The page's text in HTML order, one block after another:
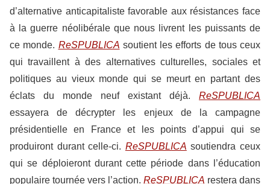
d’alternative anticapitaliste favorable aux résistances face
à la guerre néolibérale que nous livrent les puissants de
ce monde. ReSPUBLICA soutient les efforts de tous ceux
qui travaillent à des alternatives culturelles, sociales et
politiques au vieux monde qui se meurt en partant des
éclats du monde neuf existant déjà. ReSPUBLICA
essayera de décrypter les enjeux de la campagne
présidentielle en France et les points d’appui qui se
produiront durant celle-ci. ReSPUBLICA soutiendra ceux
qui se déploieront durant cette période dans l’éducation
populaire tournée vers l’action. ReSPUBLICA restera dans